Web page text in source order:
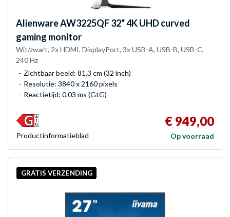
AlienwareAW3225QF 32" 4K UHD curved
gaming monitor
Wit/zwart, 2x HDMI, DisplayPort, 3x USB-A, USB-B, USB-C,
240 Hz
Zichtbaar beeld: 81,3 cm (32 inch)
Resolutie: 3840 x 2160 pixels
Reactietijd: 0.03 ms (GtG)
€ 949,00
Op voorraad
Product­informatieblad
GRATIS VERZENDING